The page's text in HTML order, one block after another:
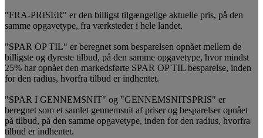
"FRA-PRISER" er den billigst tilgængelige aktuelle pris, på den
samme opgavetype, fra værksteder i hele landet.
"SPAR OP TIL" er beregnet som besparelsen opnået mellem de
billigste og dyreste tilbud, på den samme opgavetype, hvor mindst
25% har opnået den markedsførte SPAR OP TIL besparelse, inden
for den radius, hvorfra tilbud er indhentet.
"SPAR I GENNEMSNIT" og "GENNEMSNITSPRIS" er
beregnet som et samlet gennemsnit af priser og besparelser opnået
på tilbud, på den samme opgavetype, inden for den radius, hvorfra
tilbud er indhentet.